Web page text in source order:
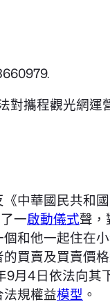
對攜程觀光網運
中華國民共和
一啟動儀式聲，
和他一起住在
買賣及買賣價
9月4日依法向
規權益模型 。